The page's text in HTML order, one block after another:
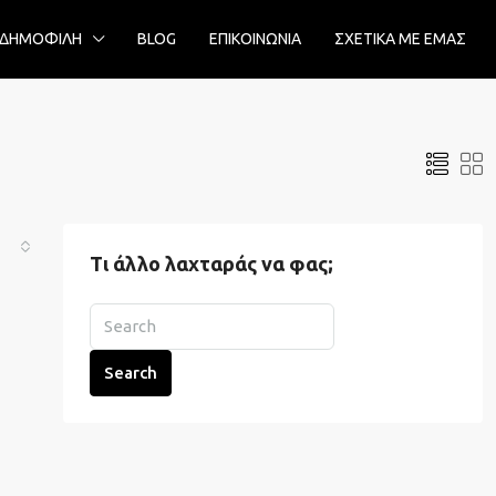
ΔΗΜΟΦΙΛΗ BLOG ΕΠΙΚΟΙΝΩΝΙΑ ΣΧΕΤΙΚΑ ΜΕ ΕΜΑΣ
Τι άλλο λαχταράς να φας;
Search